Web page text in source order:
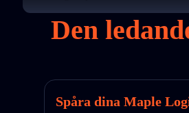
Den
Spåra dina Maple